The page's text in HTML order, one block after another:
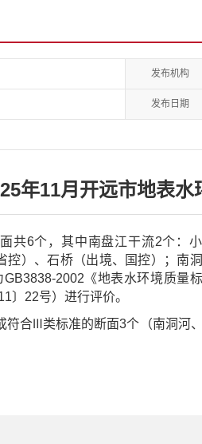
发布机构
发布日期
年11月开远市地表水
共6个，其中南盘江干流2个：
控）、石桥（出境、国控）；南
2002《地表水环境质量
〕22号）进行评价。
符合Ⅲ类标准的断面3个（南洞河